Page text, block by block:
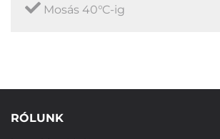
Mosás 40°C-ig
RÓLUNK